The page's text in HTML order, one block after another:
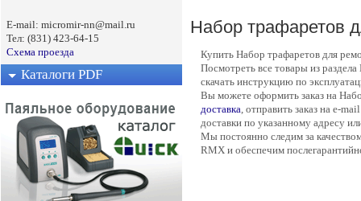
E-mail: micromir-nn@mail.ru
Тел: (831) 423-64-15
Схема проезда
Каталоги PDF
Набор трафаретов
Купить Набор трафаретов для
Посмотреть все товары из
скачать инструкцию по
Вы можете оформить заказ на
доставка, отправить заказ на e-
доставки по указанному адресу
Мы постоянно следим за
RMX и обеспечим